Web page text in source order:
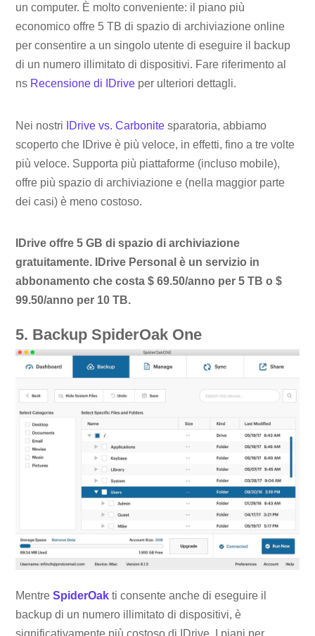
un computer. È molto conveniente: il piano più
economico offre 5 TB di spazio di archiviazione online
per consentire a un singolo utente di eseguire il backup
di un numero illimitato di dispositivi. Fare riferimento al
ns Recensione di IDrive per ulteriori dettagli.
Nei nostri IDrive vs. Carbonite sparatoria, abbiamo
scoperto che IDrive è più veloce, in effetti, fino a tre volte
più veloce. Supporta più piattaforme (incluso mobile),
offre più spazio di archiviazione e (nella maggior parte
dei casi) è meno costoso.
IDrive offre 5 GB di spazio di archiviazione
gratuitamente. IDrive Personal è un servizio in
abbonamento che costa $ 69.50/anno per 5 TB o $
99.50/anno per 10 TB.
5. Backup SpiderOak One
MentreSpiderOak ti consente anche di eseguire il
backup di un numero illimitato di dispositivi, è
significativamente più costoso di IDrive. I piani per